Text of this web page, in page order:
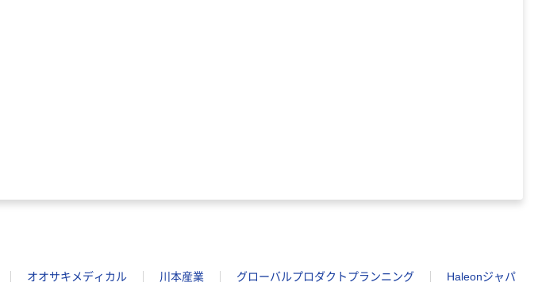
オオサキメディカル 川本産業 グローバルプロダクトプランニング
Haleonジャパ